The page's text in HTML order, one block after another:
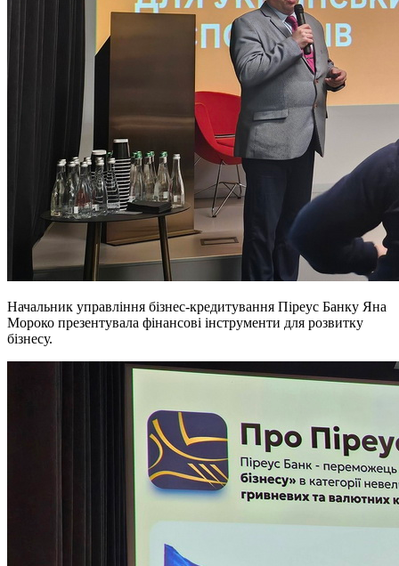
Начальник управління бізнес-кредитування Піреус Банку Яна
Мороко презентувала фінансові інструменти для розвитку
бізнесу.